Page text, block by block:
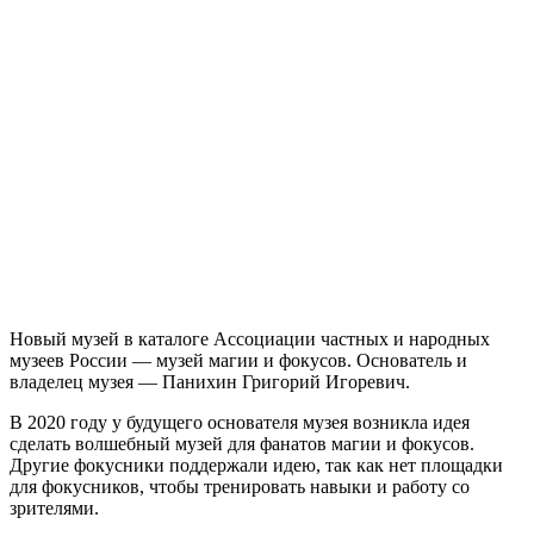
Новый музей в каталоге Ассоциации частных и народных
музеев России — музей магии и фокусов. Основатель и
владелец музея — Панихин Григорий Игоревич.
В 2020 году у будущего основателя музея возникла идея
сделать волшебный музей для фанатов магии и фокусов.
Другие фокусники поддержали идею, так как нет площадки
для фокусников, чтобы тренировать навыки и работу со
зрителями.